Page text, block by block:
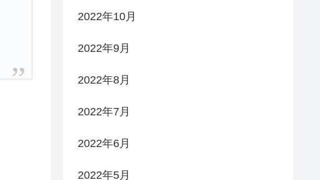
2022年10月
2022年9月
2022年8月
2022年7月
2022年6月
2022年5月